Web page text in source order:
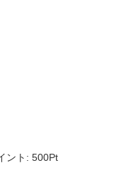
ント: 500Pt